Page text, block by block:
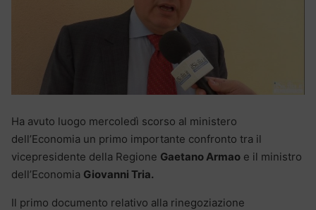
Ha avuto luogo mercoledì scorso al ministero
dell’Economia un primo importante confronto tra il
vicepresidente della Regione Gaetano Armao e il ministro
dell’Economia Giovanni Tria.
Il primo documento relativo alla rinegoziazione